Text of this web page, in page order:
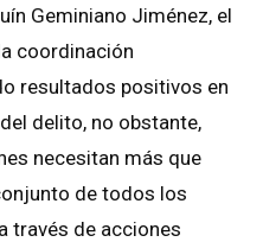
Geminiano Jiménez, el
coordinación
resultados positivos en
delito, no obstante,
necesitan más que
de todos los
través de acciones